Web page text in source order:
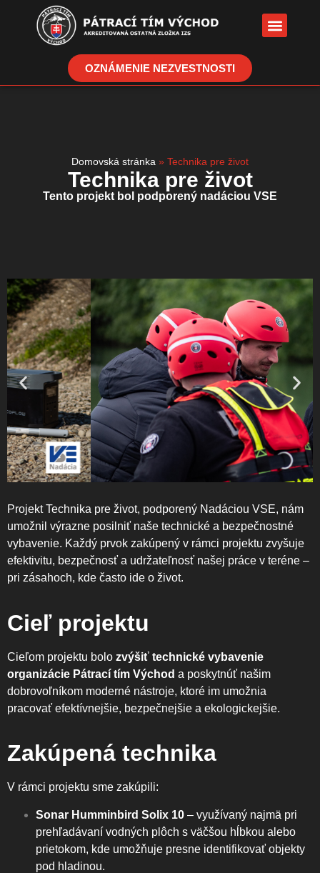
OZNÁMENIE NEZVESTNOSTI
Domovská stránka » Technika pre život
Technika pre život
Tento projekt bol podporený nadáciou VSE
Projekt Technika pre život, podporený Nadáciou VSE, nám
umožnil výrazne posilniť naše technické a bezpečnostné
vybavenie. Každý prvok zakúpený v rámci projektu zvyšuje
efektivitu, bezpečnosť a udržateľnosť našej práce v teréne –
pri zásahoch, kde často ide o život.
Cieľ projektu
Cieľom projektu bolo zvýšiť technické vybavenie
organizácie Pátrací tím Východ a poskytnúť našim
dobrovoľníkom moderné nástroje, ktoré im umožnia
pracovať efektívnejšie, bezpečnejšie a ekologickejšie.
Zakúpená technika
V rámci projektu sme zakúpili:
Sonar Humminbird Solix 10 – využívaný najmä pri
prehľadávaní vodných plôch s väčšou hĺbkou alebo
prietokom, kde umožňuje presne identifikovať objekty
pod hladinou.